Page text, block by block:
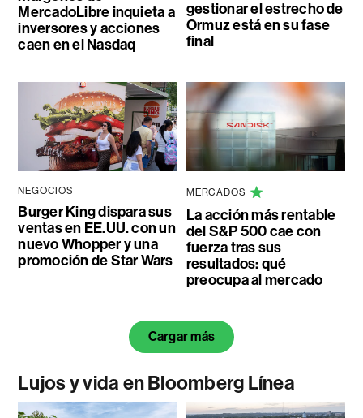
MercadoLibre inquieta a
inversores y acciones
caen en el Nasdaq
gestionar el estrecho de
Ormuz está en su fase
final
NEGOCIOS
Burger King dispara sus
ventas en EE.UU. con un
nuevo Whopper y una
promoción de Star Wars
MERCADOS
La acción más rentable
del S&P 500 cae con
fuerza tras sus
resultados: qué
preocupa al mercado
Cargar más
Lujos y vida en Bloomberg Línea